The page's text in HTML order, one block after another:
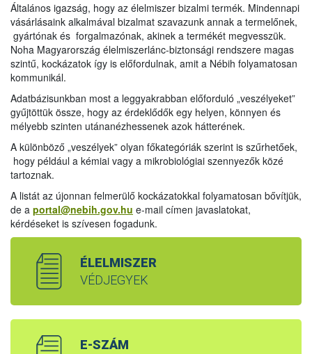
Általános igazság, hogy az élelmiszer bizalmi termék. Mindennapi
vásárlásaink alkalmával bizalmat szavazunk annak a termelőnek,
gyártónak és forgalmazónak, akinek a termékét megvesszük.
Noha Magyarország élelmiszerlánc-biztonsági rendszere magas
szintű, kockázatok így is előfordulnak, amit a Nébih folyamatosan
kommunikál.
Adatbázisunkban most a leggyakrabban előforduló „veszélyeket”
gyűjtöttük össze, hogy az érdeklődők egy helyen, könnyen és
mélyebb szinten utánanézhessenek azok hátterének.
A különböző „veszélyek” olyan főkategóriák szerint is szűrhetőek,
hogy például a kémiai vagy a mikrobiológiai szennyezők közé
tartoznak.
A listát az újonnan felmerülő kockázatokkal folyamatosan bővítjük,
de a portal@nebih.gov.hu e-mail címen javaslatokat,
kérdéseket is szívesen fogadunk.
ÉLELMISZER
VÉDJEGYEK
E-SZÁM